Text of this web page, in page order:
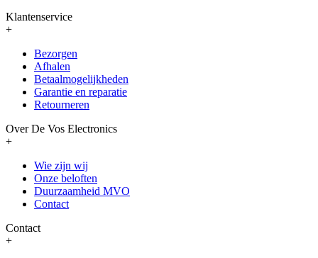
Klantenservice
+
Bezorgen
Afhalen
Betaalmogelijkheden
Garantie en reparatie
Retourneren
Over De Vos Electronics
+
Wie zijn wij
Onze beloften
Duurzaamheid MVO
Contact
Contact
+